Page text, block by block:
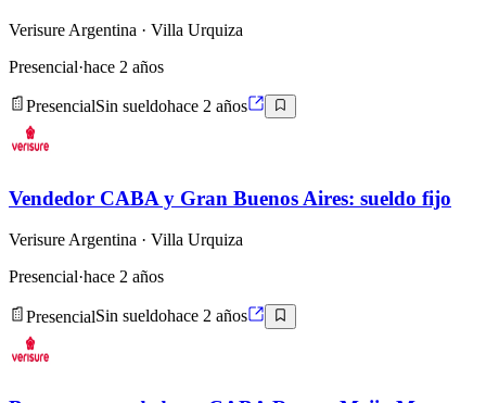
Verisure Argentina · Villa Urquiza
Presencial·hace 2 años
PresencialSin sueldohace 2 años
Vendedor CABA y Gran Buenos Aires: sueldo fijo
Verisure Argentina · Villa Urquiza
Presencial·hace 2 años
PresencialSin sueldohace 2 años